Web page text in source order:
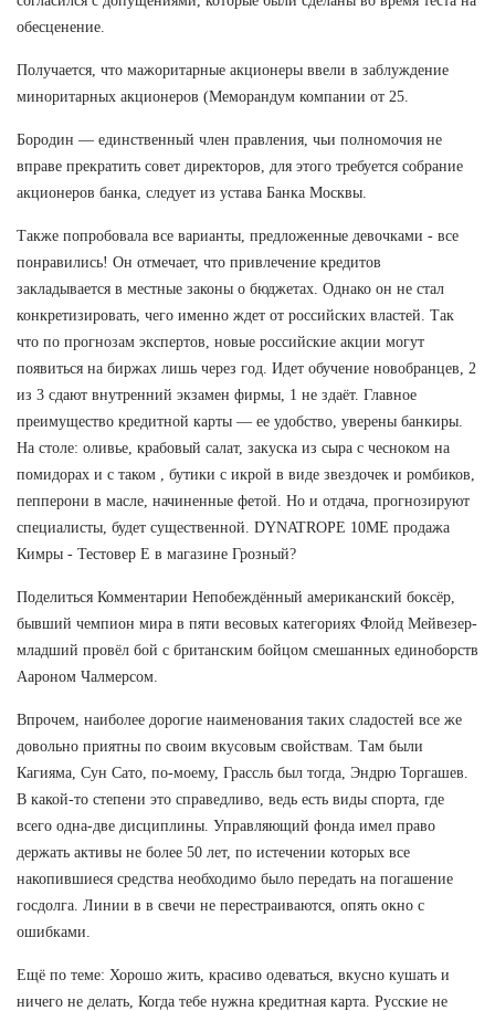
обесценение.
Получается, что мажоритарные акционеры ввели в заблуждение
миноритарных акционеров (Меморандум компании от 25.
Бородин — единственный член правления, чьи полномочия не
вправе прекратить совет директоров, для этого требуется собрание
акционеров банка, следует из устава Банка Москвы.
Также попробовала все варианты, предложенные девочками - все
понравились! Он отмечает, что привлечение кредитов
закладывается в местные законы о бюджетах. Однако он не стал
конкретизировать, чего именно ждет от российских властей. Так
что по прогнозам экспертов, новые российские акции могут
появиться на биржах лишь через год. Идет обучение новобранцев, 2
из 3 сдают внутренний экзамен фирмы, 1 не здаёт. Главное
преимущество кредитной карты — ее удобство, уверены банкиры.
На столе: оливье, крабовый салат, закуска из сыра с чесноком на
помидорах и с таком , бутики с икрой в виде звездочек и ромбиков,
пепперони в масле, начиненные фетой. Но и отдача, прогнозируют
специалисты, будет существенной. DYNATROPE 10ME продажа
Кимры - Тестовер Е в магазине Грозный?
Поделиться Комментарии Непобеждённый американский боксёр,
бывший чемпион мира в пяти весовых категориях Флойд Мейвезер-
младший провёл бой с британским бойцом смешанных единоборств
Аароном Чалмерсом.
Впрочем, наиболее дорогие наименования таких сладостей все же
довольно приятны по своим вкусовым свойствам. Там были
Кагияма, Сун Сато, по-моему, Грассль был тогда, Эндрю Торгашев.
В какой-то степени это справедливо, ведь есть виды спорта, где
всего одна-две дисциплины. Управляющий фонда имел право
держать активы не более 50 лет, по истечении которых все
накопившиеся средства необходимо было передать на погашение
госдолга. Линии в в свечи не перестраиваются, опять окно с
ошибками.
Ещё по теме: Хорошо жить, красиво одеваться, вкусно кушать и
ничего не делать, Когда тебе нужна кредитная карта. Русские не